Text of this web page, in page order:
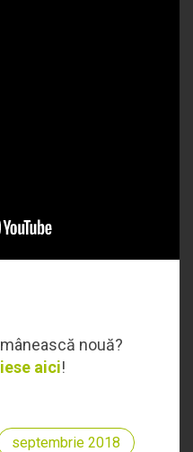
nouă?
aici!
septembrie 2018